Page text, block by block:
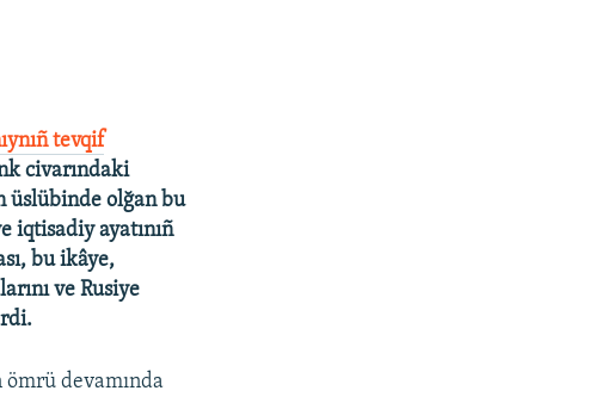
tevqif
civarındaki
üslübinde olğan bu
iqtisadiy ayatınıñ
bu ikâye,
ve Rusiye
devamında